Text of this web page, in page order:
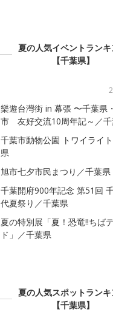
夏の人気イベントラン
【千葉県】
樂遊台灣街 in 幕張 〜千葉県
市 友好交流10周年記～／
千葉市動物公園 トワイライ
県
旭市七夕市民まつり／千葉県
千葉開府900年記念 第51回
代夏祭り／千葉県
夏の特別展「夏！恐竜!!ちば
ド」／千葉県
夏の人気スポットラン
【千葉県】